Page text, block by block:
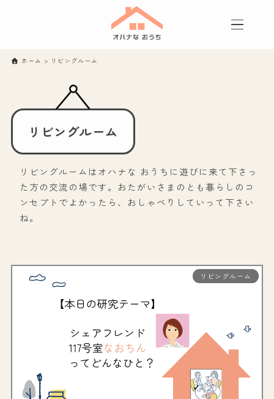
ホーム > リビングルーム
リビングルーム
リビングルームはオハナな おうちに遊びに来て下さっ
た方の交流の場です。おたがいさまのとも暮らしのコ
ンセプトでよかったら、おしゃべりしていって下さい
ね。
リビングルーム